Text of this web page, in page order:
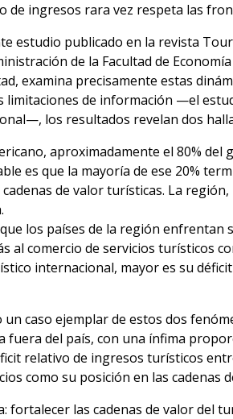
de ingresos rara vez respeta las
estudio publicado en la revista
de la Facultad de
examina precisamente estas
de información —el
los resultados revelan dos
aproximadamente el 80% del
es que la mayoría de ese 20%
de valor turísticas. La
los países de la región enfrentan
al comercio de servicios turísticos
internacional, mayor es su
caso ejemplar de estos dos
del país, con una ínfima
relativo de ingresos turísticos
como su posición en las cadenas
fortalecer las cadenas de valor del